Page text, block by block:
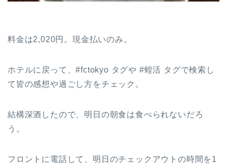
料金は2,020円。現金払いのみ。
ホテルに戻って、#fctokyo タグや #蝗活 タグで検索し
て皆の感想や過ごし方をチェック。
結構深酒したので、明日の朝食は食べられないだろ
う。
フロントに電話して、明日のチェックアウトの時間を1